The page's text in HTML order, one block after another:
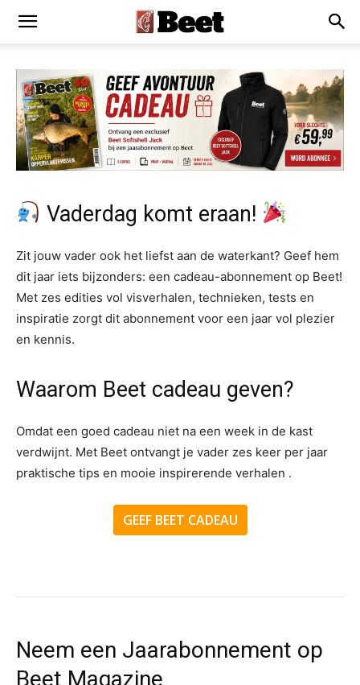
Vaderdag komt eraan!
Zit jouw vader ook het liefst aan de waterkant? Geef hem
dit jaar iets bijzonders: een cadeau-abonnement op Beet!
Met zes edities vol visverhalen, technieken, tests en
inspiratie zorgt dit abonnement voor een jaar vol plezier
en kennis.
Waarom Beet cadeau geven?
Omdat een goed cadeau niet na een week in de kast
verdwijnt. Met Beet ontvangt je vader zes keer per jaar
praktische tips en mooie inspirerende verhalen .
GEEF BEET CADEAU
Neem een Jaarabonnement op
Beet Magazine